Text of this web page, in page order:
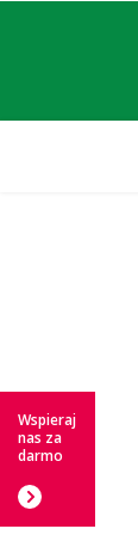
Wspieraj
nas za
darmo